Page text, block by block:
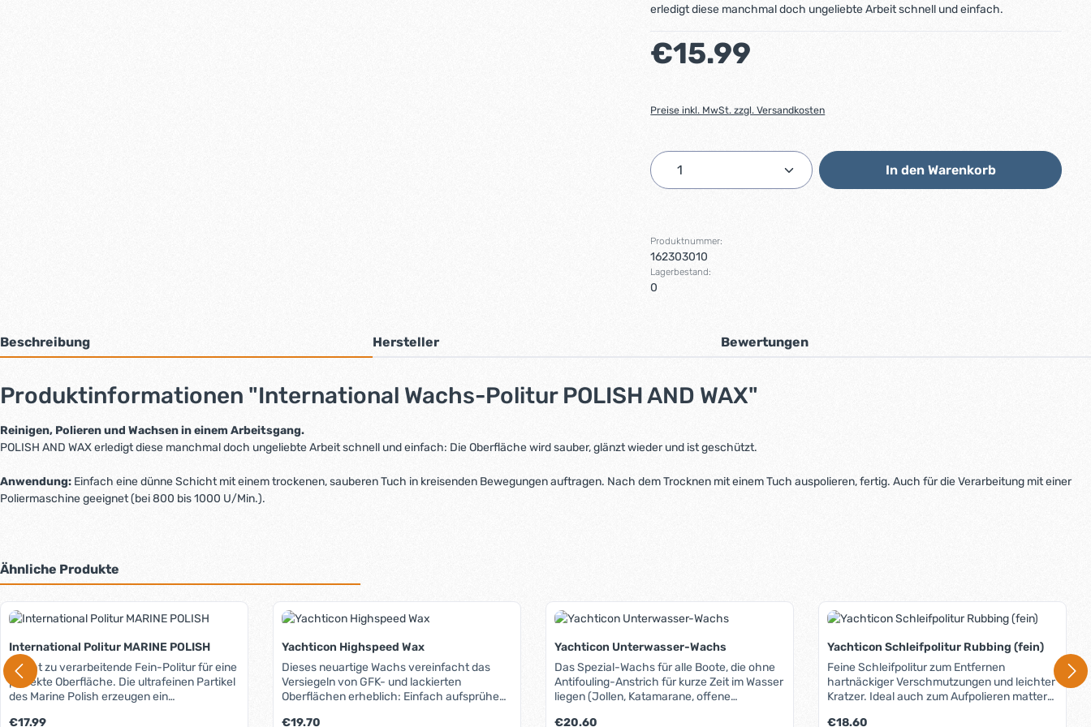
erledigt diese manchmal doch ungeliebte Arbeit schnell und einfach.
Regulärer Preis:
€15.99
Preise inkl. MwSt. zzgl. Versandkosten
Produkt Anzahl: Gib den gewünschten Wert ein
In den Warenkorb
Produktnummer:
162303010
Lagerbestand:
0
Beschreibung Hersteller Bewertungen
Produktinformationen "International Wachs-Politur POLISH AND WAX"
Reinigen, Polieren und Wachsen in einem Arbeitsgang.
POLISH AND WAX erledigt diese manchmal doch ungeliebte Arbeit schnell und einfach: Die Oberfläche wird sauber, glänzt wieder und ist geschützt.
Anwendung: Einfach eine dünne Schicht mit einem trockenen, sauberen Tuch in kreisenden Bewegungen auftragen. Nach dem Trocknen mit einem Tuch auspolieren, fertig. Auch für die Verarbeitung mit einer
Poliermaschine geeignet (bei 800 bis 1000 U/Min.).
Ähnliche Produkte
Produktgalerie überspringen
International Politur MARINE POLISH
Leicht zu verarbeitende Fein-Politur für eine
perfekte Oberfläche. Die ultrafeinen Partikel
des Marine Polish erzeugen ein
Regulärer Preis:
€17.99
Yachticon Highspeed Wax
Dieses neuartige Wachs vereinfacht das
Versiegeln von GFK- und lackierten
Oberflächen erheblich: Einfach aufsprühen
Regulärer Preis:
€19.70
Yachticon Unterwasser-Wachs
Das Spezial-Wachs für alle Boote, die ohne
Antifouling-Anstrich für kurze Zeit im Wasser
liegen (Jollen, Katamarane, offene
Regulärer Preis:
€20.60
Yachticon Schleifpolitur Rubbing (fein)
Feine Schleifpolitur zum Entfernen
hartnäckiger Verschmutzungen und leichter
Kratzer. Ideal auch zum Aufpolieren matter
Regulärer Preis:
€18.60